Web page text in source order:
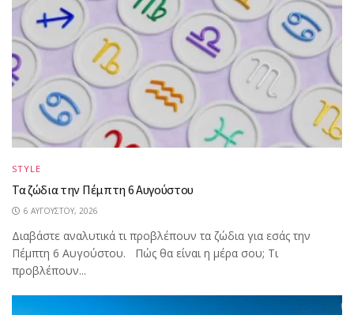
STYLE
Τα ζώδια την Πέμπτη 6 Αυγούστου
6 ΑΥΓΟΎΣΤΟΥ, 2026
Διαβάστε αναλυτικά τι προβλέπουν τα ζώδια για εσάς την
Πέμπτη 6 Αυγούστου. Πώς θα είναι η μέρα σου; Τι
προβλέπουν...